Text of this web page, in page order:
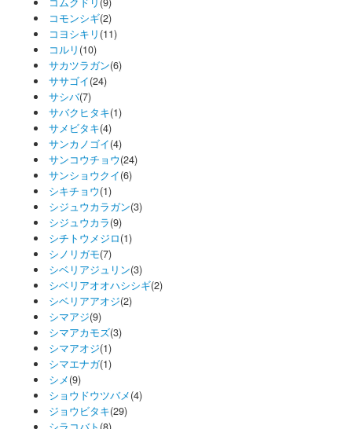
コモンシギ(2)
コヨシキリ (11)
コルリ (10)
サカツラガン(6)
ササゴイ(24)
サシバ(7)
サバクヒタキ(1)
サメビタキ(4)
サンカノゴイ(4)
サンコウチョウ(24)
サンショウクイ(6)
シキチョウ(1)
シジュウカラガン(3)
シジュウカラ(9)
シチトウメジロ(1)
シノリガモ(7)
シベリアジュリン(3)
シベリアオオハシシギ(2)
シベリアアオジ(2)
シマアジ(9)
シマアカモズ(3)
シマアオジ(1)
シマエナガ(1)
シメ(9)
ショウドウツバメ(4)
ジョウビタキ(29)